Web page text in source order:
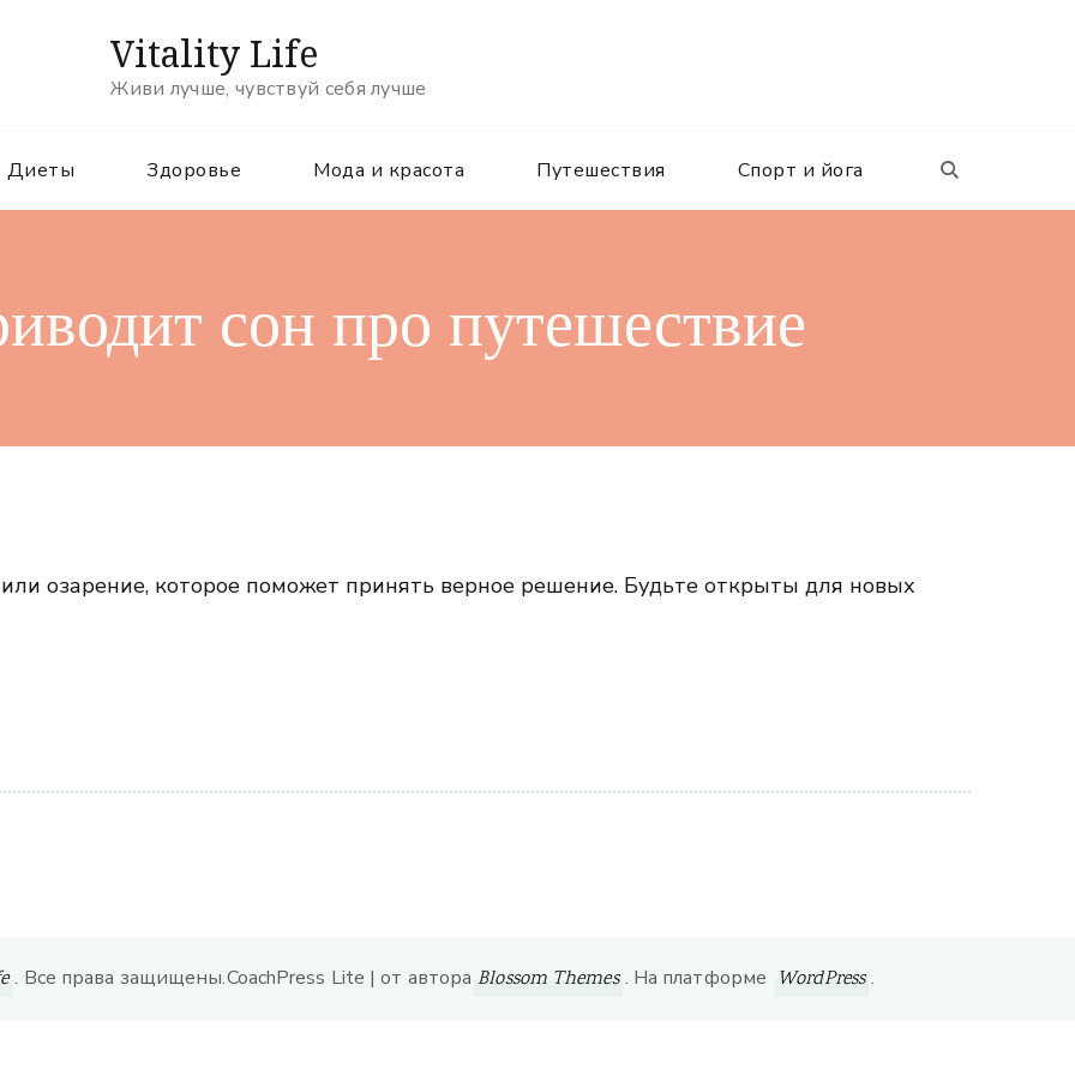
Vitality Life
Живи лучше, чувствуй себя лучше
Диеты Здоровье Мода и красота Путешествия Спорт и йога
сон про путешествие
озарение, которое поможет принять верное решение. Будьте открыты для новых
. Все права защищены.CoachPress Lite | от автора Blossom Themes . На платформе WordPress .